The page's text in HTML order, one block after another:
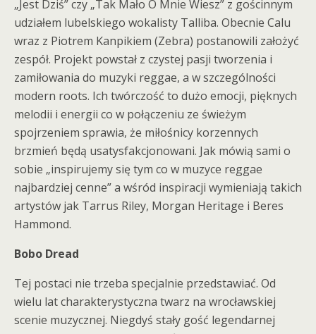
„Jest Dziś” czy „Tak Mało O Mnie Wiesz” z gościnnym
udziałem lubelskiego wokalisty Talliba. Obecnie Calu
wraz z Piotrem Kanpikiem (Zebra) postanowili założyć
zespół. Projekt powstał z czystej pasji tworzenia i
zamiłowania do muzyki reggae, a w szczególności
modern roots. Ich twórczość to dużo emocji, pięknych
melodii i energii co w połączeniu ze świeżym
spojrzeniem sprawia, że miłośnicy korzennych
brzmień będą usatysfakcjonowani. Jak mówią sami o
sobie „inspirujemy się tym co w muzyce reggae
najbardziej cenne” a wśród inspiracji wymieniają takich
artystów jak Tarrus Riley, Morgan Heritage i Beres
Hammond.
Bobo Dread
Tej postaci nie trzeba specjalnie przedstawiać. Od
wielu lat charakterystyczna twarz na wrocławskiej
scenie muzycznej. Niegdyś stały gość legendarnej